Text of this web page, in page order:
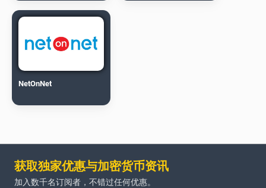
NetOnNet
获取独家优惠与加密货币资讯
加入数千名订阅者，不错过任何优惠。